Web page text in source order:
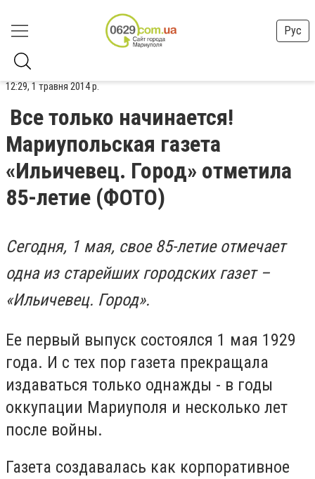
Рус
12:29, 1 травня 2014 р.
Все только начинается!
Мариупольская газета
«Ильичевец. Город» отметила
85-летие (ФОТО)
Сегодня, 1 мая, свое 85-летие отмечает
одна из старейших городских газет –
«Ильичевец. Город».
Ее первый выпуск состоялся 1 мая 1929
года. И с тех пор газета прекращала
издаваться только однажды - в годы
оккупации Мариуполя и несколько лет
после войны.
Газета создавалась как корпоративное